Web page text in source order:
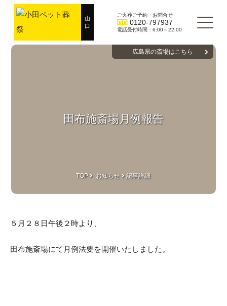
山
口
ご火葬ご予約・お問合せ
0120-797937
電話受付時間：6:00～22:00
広島県の斎場はこちら
田布施斎場月例報告
TOP お知らせ 記事詳細
５月２８日午後２時より、
田布施斎場にて月例法要を開催いたしました。